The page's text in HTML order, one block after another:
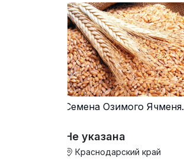
Семена Озимого Ячменя.
Не указана
Краснодарский край